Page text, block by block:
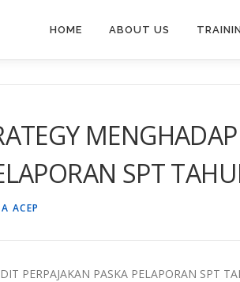
HOME ABOUT US
SPT
ACEP
PERPAJAKAN PASKA PELAPORAN SPT